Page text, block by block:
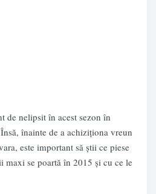
de nelipsit în acest sezon în
înainte de a achiziționa vreun
este important să știi ce piese
maxi se poartă în 2015 și cu ce le